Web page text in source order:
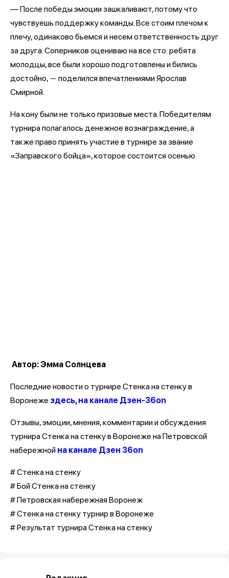
— После победы эмоции зашкаливают, потому что
чувствуешь поддержку команды. Все стоим плечом к
плечу, одинаково бьемся и несем ответственность друг
за друга. Соперников оцениваю на все сто: ребята
молодцы, все были хорошо подготовлены и бились
достойно, — поделился впечатлениями Ярослав
Смирной.
На кону были не только призовые места. Победителям
турнира полагалось денежное вознаграждение, а
также право принять участие в турнире за звание
«Заправского бойца», которое состоится осенью.
Автор: Эмма Солнцева
Последние новости о турнире Стенка на стенку в
Воронеже здесь, на канале Дзен-36on
Отзывы, эмоции, мнения, комментарии и обсуждения
турнира Стенка на стенку в Воронеже на Петровской
набережной на канале Дзен 36on
# Стенка на стенку
# Бой Стенка на стенку
# Петровская набережная Воронеж
# Стенка на стенку турнир в Воронеже
# Результат турнира Стенка на стенку